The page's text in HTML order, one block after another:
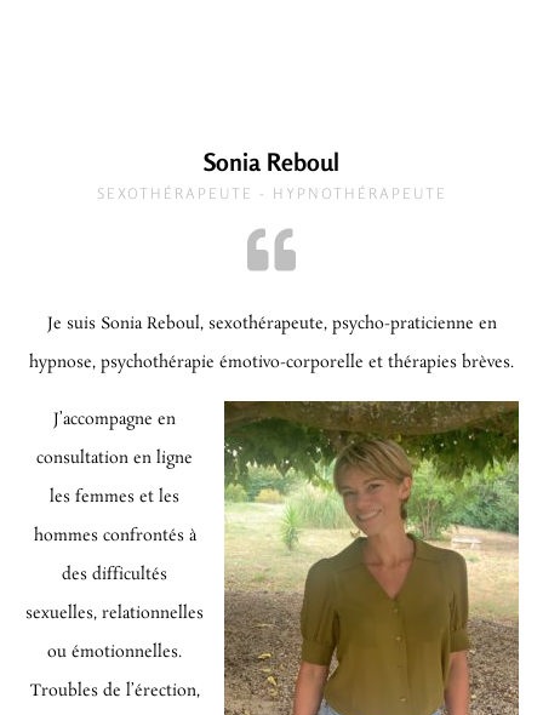
Sonia Reboul
SEXOTHÉRAPEUTE - HYPNOTHÉRAPEUTE
Je suis Sonia Reboul, sexothérapeute, psycho-praticienne en
hypnose, psychothérapie émotivo-corporelle et thérapies brèves.
J’accompagne en
consultation en ligne
les femmes et les
hommes confrontés à
des difficultés
sexuelles, relationnelles
ou émotionnelles.
Troubles de l’érection,